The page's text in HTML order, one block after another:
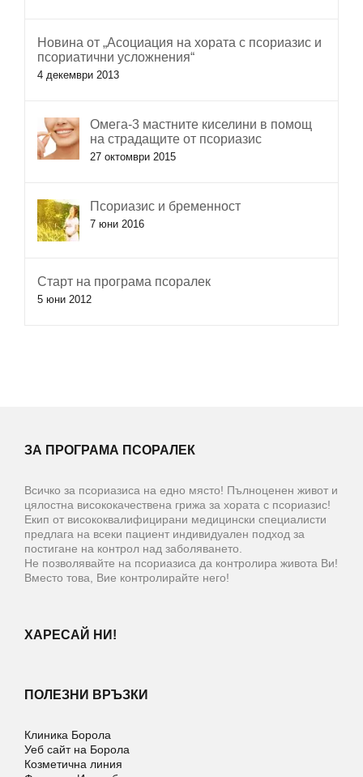
Новина от „Асоциация на хората с псориазис и
псориатични усложнения“
4 декември 2013
Омега-3 мастните киселини в помощ
на страдащите от псориазис
27 октомври 2015
Псориазис и бременност
7 юни 2016
Старт на програма псоралек
5 юни 2012
ЗА ПРОГРАМА ПСОРАЛЕК
Всичко за псориазиса на едно място! Пълноценен живот и
цялостна висококачествена грижа за хората с псориазис!
Екип от висококвалифицирани медицински специалисти
предлага на всеки пациент индивидуален подход за
постигане на контрол над заболяването.
Не позволявайте на псориазиса да контролира живота Ви!
Вместо това, Вие контролирайте него!
ХАРЕСАЙ НИ!
ПОЛЕЗНИ ВРЪЗКИ
Клиника Борола
Уеб сайт на Борола
Козметична линия